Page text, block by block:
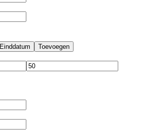
Einddatum Toevoegen